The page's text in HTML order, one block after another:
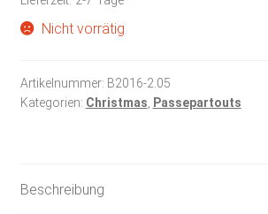
Nicht vorrätig
Artikelnummer: B2016-2.05
Kategorien: Christmas Passepartouts
Beschreibung